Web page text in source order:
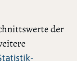
der